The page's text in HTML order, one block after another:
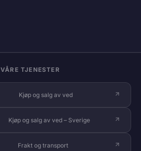
VÅRE TJENESTER
Kjøp og salg av ved
Kjøp og salg av ved – Sverige
Frakt og transport